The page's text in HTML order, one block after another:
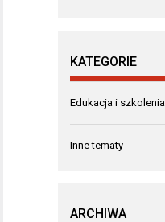
KATEGORIE
Edukacja i szkolenia
Inne tematy
ARCHIWA